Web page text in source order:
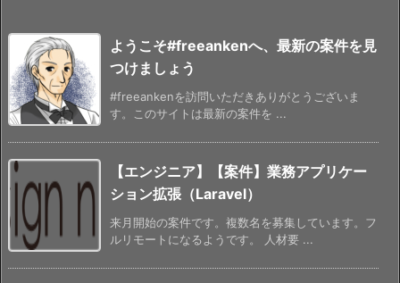
ようこそ#freeankenへ、最新の案件を見
つけましょう
#freeankenを訪問いただきありがとうございま
す。このサイトは最新の案件を ...
【エンジニア】【案件】業務アプリケー
ション拡張（Laravel）
来月開始の案件です。複数名を募集しています。フ
ルリモートになるようです。 人材要 ...